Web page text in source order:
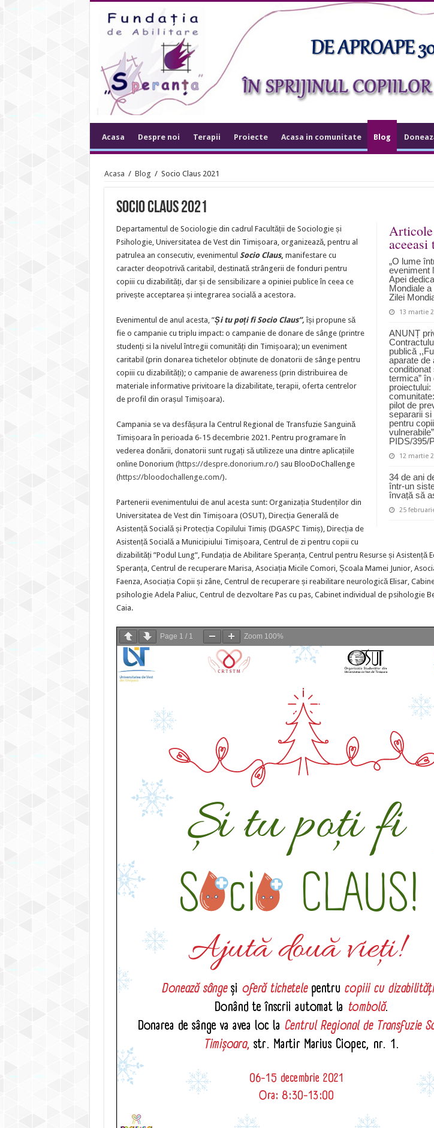
Acasa Despre noi Terapii Proiecte Acasa in comunitate Blog
Acasa / Blog / Socio Claus 2021
Socio Claus 2021
aceeasi
„O lume
eveniment
Apei
Mondiale
Zilei
13 martie
ANUNȚ
publică
aparate de
conditionat
termica” în
pilot de
separarii si
pentru
PIDS/395/
12 martie
34 de ani
într-un
învață să
25
Departamentul de Sociologie din cadrul Facultății de Sociologie și
Psihologie, Universitatea de Vest din Timișoara, organizează, pentru al
patrulea an consecutiv, evenimentul Socio Claus, manifestare cu
caracter deopotrivă caritabil, destinată strângerii de fonduri pentru
copiii cu dizabilități, dar și de sensibilizare a opiniei publice în ceea ce
privește acceptarea și integrarea socială a acestora.
Evenimentul de anul acesta, ”Și tu poți fi Socio Claus”,își propune să
fie o campanie cu triplu impact: o campanie de donare de sânge (printre
studenți si la nivelul întregii comunități din Timișoara); un eveniment
caritabil (prin donarea tichetelor obținute de donatorii de sânge pentru
copiii cu dizabilități); o campanie de awareness (prin distribuirea de
materiale informative privitoare la dizabilitate, terapii, oferta centrelor
de profil din orașul Timișoara).
Campania se va desfășura la Centrul Regional de Transfuzie Sanguină
Timișoara în perioada 6-15 decembrie 2021. Pentru programare în
vederea donării, donatorii sunt rugați să utilizeze una dintre aplicațiile
online Donorium (https://despre.donorium.ro/) sau BlooDoChallenge
(https://bloodochallenge.com/).
Partenerii evenimentului de anul acesta sunt: Organizația Studenților din
Universitatea de Vest din Timișoara (OSUT), Direcția Generală de
Asistență Socială și Protecția Copilului Timiș (DGASPC Timiș), Direcția de
Asistență Socială a Municipiului Timișoara, Centrul de zi pentru copii cu
dizabilități ”Podul Lung”, Fundația de Abilitare Speranța, Centrul pentru Resurse și Asistență
Speranța, Centrul de recuperare Marisa, Asociația Micile Comori, Școala Mamei Junior,
Faenza, Asociația Copii și zâne, Centrul de recuperare și reabilitare neurologică Elisar,
psihologie Adela Paliuc, Centrul de dezvoltare Pas cu pas, Cabinet individual de psihologie
Caia.
Page 1 / 1 Zoom 100%